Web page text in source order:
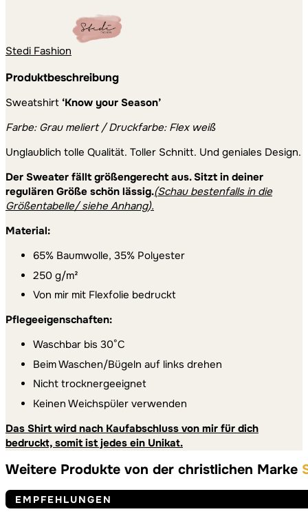
Stedi Fashion
Produktbeschreibung
Sweatshirt ‘Know your Season’
Farbe: Grau meliert / Druckfarbe: Flex weiß
Unglaublich tolle Qualität. Toller Schnitt. Und geniales Design.
Der Sweater fällt größengerecht aus. Sitzt in deiner
regulären Größe schön lässig.(Schau bestenfalls in die
Größentabelle/ siehe Anhang).
Material:
65% Baumwolle, 35% Polyester
250 g/m²
Von mir mit Flexfolie bedruckt
Pflegeeigenschaften:
Waschbar bis 30°C
Beim Waschen/Bügeln auf links drehen
Nicht trocknergeeignet
Keinen Weichspüler verwenden
Das Shirt wird nach Kaufabschluss von mir für dich
bedruckt, somit ist jedes ein Unikat.
Weitere Produkte von der christlichen Marke
EMPFEHLUNGEN